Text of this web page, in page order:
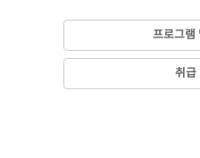
프로그램
취급